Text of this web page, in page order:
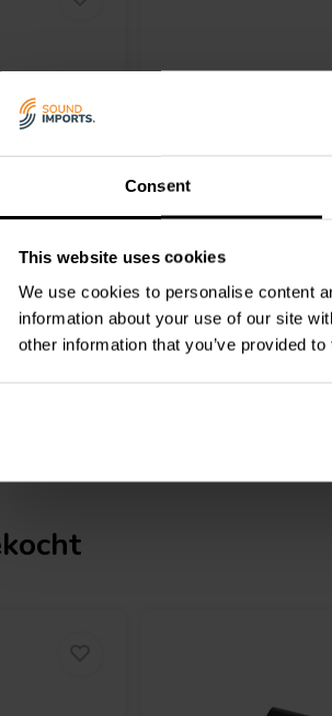
Consent
This website uses cookies
We use cookies to personalise content
information about your use of our site
other information that you’ve provided
| 7,50 Ω |
Op voorraad
Jantzen Audio
10 W | 1%